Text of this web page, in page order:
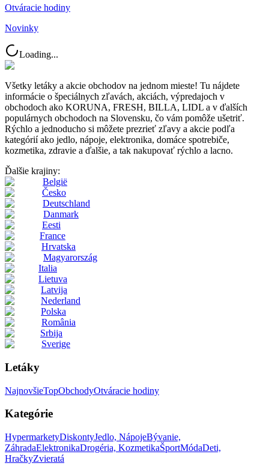
Otváracie hodiny
Novinky
Loading...
Všetky letáky a akcie obchodov na jednom mieste! Tu nájdete
informácie o špeciálnych zľavách, akciách, výpredajoch v
obchodoch ako KORUNA, FRESH, BILLA, LIDL a v ďalších
populárnych obchodoch na Slovensku, čo vám pomôže ušetriť.
Rýchlo a jednoducho si môžete prezrieť zľavy a akcie podľa
kategórií ako jedlo, nápoje, elektronika, domáce spotrebiče,
kozmetika, zdravie a ďalšie, a tak nakupovať rýchlo a lacno.
Ďalšie krajiny:
België
Česko
Deutschland
Danmark
Eesti
France
Hrvatska
Magyarország
Italia
Lietuva
Latvija
Nederland
Polska
România
Srbija
Sverige
Letáky
NajnovšieTopObchodyOtváracie hodiny
Kategórie
HypermarketyDiskontyJedlo, NápojeBývanie,
ZáhradaElektronikaDrogéria, KozmetikaŠportMódaDeti,
HračkyZvieratá